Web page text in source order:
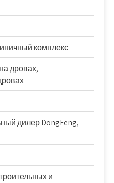
комплекс
дровах,
дилер DongFeng,
и